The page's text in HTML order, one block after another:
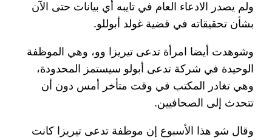
ولم يصدر الادعاء العام في تايبه أي بيانات حتى الآن
بشأن تحقيقاته في قضية غولد أبوللو.
وشوهدت أيضا امرأة تدعى تيريزا وو، وهي الموظفة
الوحيدة في شركة تدعى أبولو سيستمز المحدودة،
وهي تغادر المكتب في وقت متأخر أمس دون أن
تتحدث إلى الصحافيين.
وقال شو هذا الأسبوع إن موظفة تدعى تيريزا كانت